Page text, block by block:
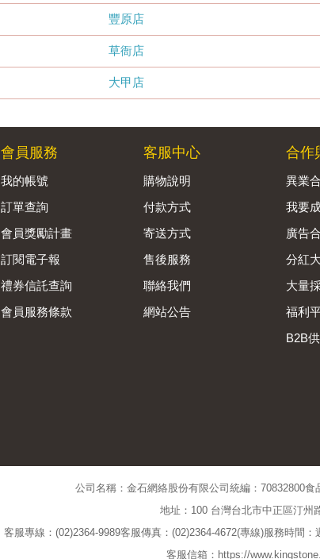
豐原店
草衙店
大甲店
會員服務
我的帳號
訂單查詢
會員獎勵計畫
訂閱電子報
禮券信託查詢
會員服務條款
客服中心
購物說明
付款方式
寄送方式
售後服務
聯絡我們
網站公告
合作
異業
我要
廣告
分紅
大量
福利
B2B
公司名稱：金石網絡股份有限公司 統編：70832800食
地址：100 台灣台北市中正區汀州
客服專線：(02)2364-9989客服傳真：(02)2364-4672(專線)服務時間：
客服信箱：https://